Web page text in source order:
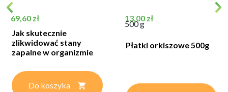
Cena
69,60 zł
Jak skutecznie
zlikwidować stany
zapalne w organizmie
Do koszyka
Cena
13,00 zł
500 g
Płatki orkiszowe 500g